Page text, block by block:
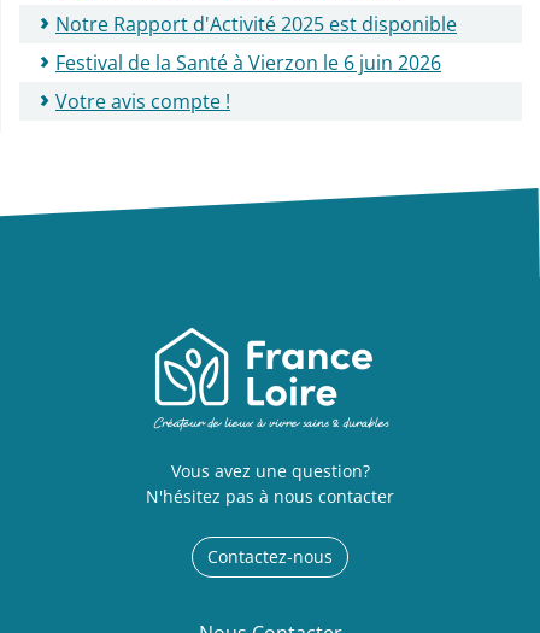
Notre Rapport d'Activité 2025 est disponible
Festival de la Santé à Vierzon le 6 juin 2026
Votre avis compte !
Vous avez une question?
N'hésitez pas à nous contacter
Contactez-nous